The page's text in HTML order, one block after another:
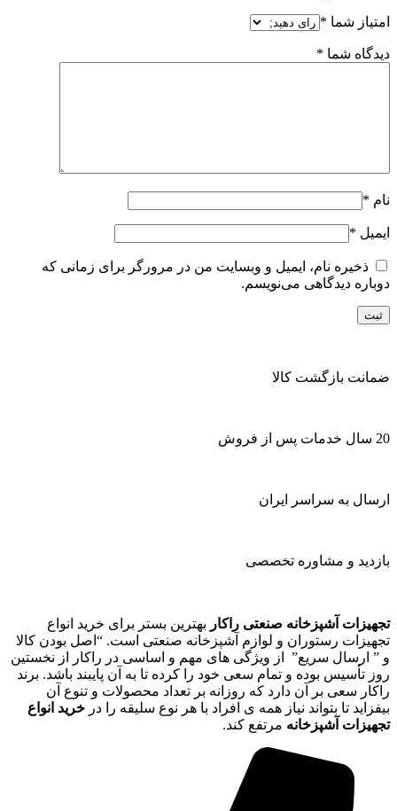
امتیاز شما *
دیدگاه شما *
نام *
ایمیل *
ذخیره نام، ایمیل و وبسایت من در مرورگر برای زمانی که
دوباره دیدگاهی می‌نویسم.
ضمانت بازگشت کالا
20 سال خدمات پس از فروش
ارسال به سراسر ایران
بازدید و مشاوره تخصصی
تجهیزات آشپزخانه صنعتی راکار بهترین بستر برای خرید انواع
تجهیزات رستوران و لوازم آشپزخانه صنعتی است. “اصل بودن کالا
و ” ارسال سریع” از ویژگی های مهم و اساسی در راکار از نخستین
روز تأسیس بوده و تمام سعی خود را کرده تا به آن پایبند باشد. برند
راکار سعی بر آن دارد که روزانه بر تعداد محصولات و تنوع آن
بیفزاید تا بتواند نیاز همه ی افراد با هر نوع سلیقه را در خرید انواع
تجهیزات آشپزخانه مرتفع کند.